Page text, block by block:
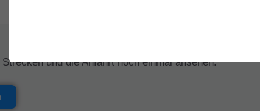
und die Anfahrt noch einmal ansehen: